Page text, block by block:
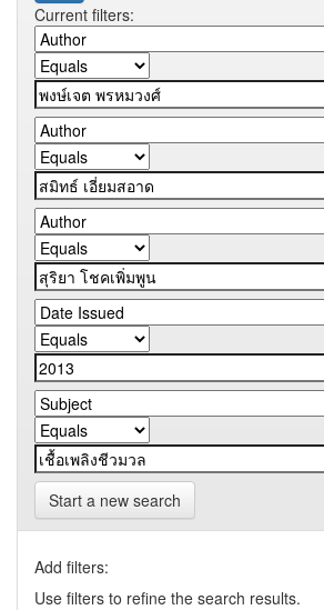
Current filters:
Start a new search
Add filters:
Use filters to refine the search results.